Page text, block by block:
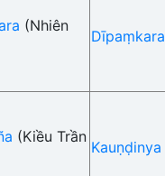
(Nhiên
Dīpaṃkara
(Kiều Trần
Kauṇḍinya